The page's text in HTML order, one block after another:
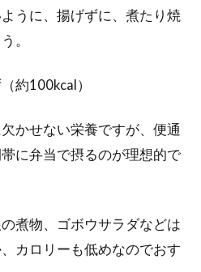
うに、揚げずに、煮たり焼
。
約100kcal）
かせない栄養ですが、便通
に弁当で摂るのが理想的で
煮物、ゴボウサラダなどは
カロリーも低めなのでおす